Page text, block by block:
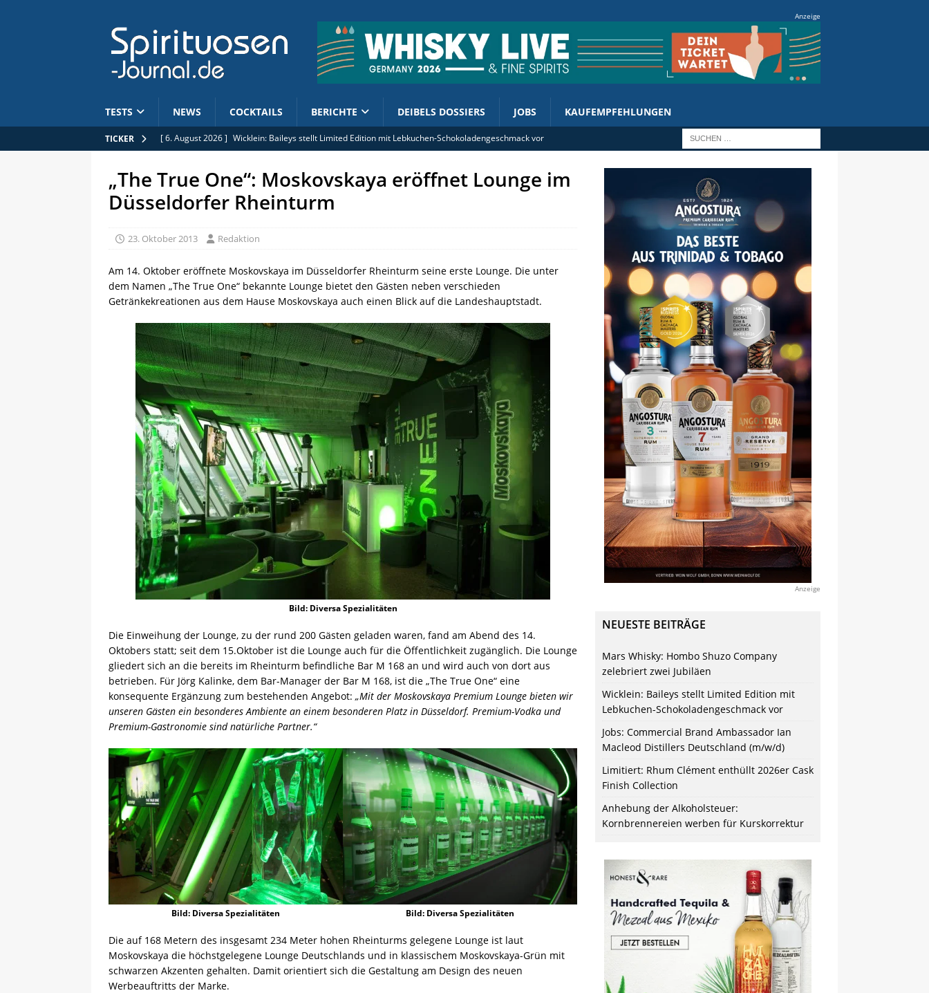
Anzeige
TESTS NEWS COCKTAILS BERICHTE DEIBELS DOSSIERS JOBS KAUFEMPFEHLUNGEN
TICKER [ 6. August 2026 ] Wicklein: Baileys stellt Limited Edition mit Lebkuchen-Schokoladengeschmack vor
[ 5. August 2026 ] Limitiert: Rhum Clément enthüllt 2026er Cask Finish Collection
[ 5. August 2026 ]
Anhebung der Alkoholsteuer: Kornbrennereien werben für Kurskorrektur
[ 6. August 2026 ]
„The True One“: Moskovskaya eröffnet Lounge im
Düsseldorfer Rheinturm
23. Oktober 2013 Redaktion
Am 14. Oktober eröffnete Moskovskaya im Düsseldorfer Rheinturm seine erste Lounge. Die unter
dem Namen „The True One“ bekannte Lounge bietet den Gästen neben verschieden
Getränkekreationen aus dem Hause Moskovskaya auch einen Blick auf die Landeshauptstadt.
Bild: Diversa Spezialitäten
Die Einweihung der Lounge, zu der rund 200 Gästen geladen waren, fand am Abend des 14.
Oktobers statt; seit dem 15.Oktober ist die Lounge auch für die Öffentlichkeit zugänglich. Die Lounge
gliedert sich an die bereits im Rheinturm befindliche Bar M 168 an und wird auch von dort aus
betrieben. Für Jörg Kalinke, dem Bar-Manager der Bar M 168, ist die „The True One“ eine
konsequente Ergänzung zum bestehenden Angebot: „Mit der Moskovskaya Premium Lounge bieten wir
unseren Gästen ein besonderes Ambiente an einem besonderen Platz in Düsseldorf. Premium-Vodka und
Premium-Gastronomie sind natürliche Partner.“
Bild: Diversa Spezialitäten Bild: Diversa Spezialitäten
Die auf 168 Metern des insgesamt 234 Meter hohen Rheinturms gelegene Lounge ist laut
Moskovskaya die höchstgelegene Lounge Deutschlands und in klassischem Moskovskaya-Grün mit
schwarzen Akzenten gehalten. Damit orientiert sich die Gestaltung am Design des neuen
Werbeauftritts der Marke.
Anzeige
NEUESTE BEITRÄGE
Mars Whisky: Hombo Shuzo Company
zelebriert zwei Jubiläen
Wicklein: Baileys stellt Limited Edition mit
Lebkuchen-Schokoladengeschmack vor
Jobs: Commercial Brand Ambassador Ian
Macleod Distillers Deutschland (m/w/d)
Limitiert: Rhum Clément enthüllt 2026er Cask
Finish Collection
Anhebung der Alkoholsteuer:
Kornbrennereien werben für Kurskorrektur